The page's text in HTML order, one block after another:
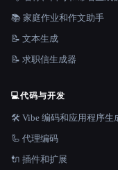
📚 家庭作业和作文助手
📝 文本生成
📝 求职信生成器
💻代码与开发
🛠️ Vibe 编码和应用程序生
🦾 代理编码
🔌 插件和扩展